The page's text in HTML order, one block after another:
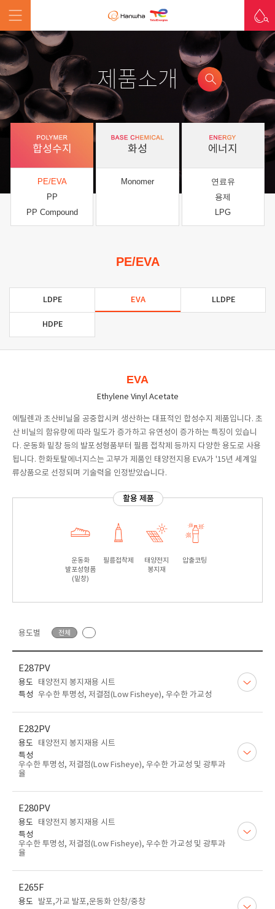
제품소개
합성수지
PE/EVA
PP
PP Compound
화성
Monomer
에너지
연료유
용제
LPG
PE/EVA
LDPE EVA LLDPE
HDPE
EVA
Ethylene Vinyl Acetate
에틸렌과 초산비닐을 공중합시켜 생산하는 대표적인 합성수지 제품입니다. 초
산 비닐의 함유량에 따라 밀도가 증가하고 유연성이 증가하는 특징이 있습니
다. 운동화 밑창 등의 발포성형품부터 필름 접착제 등까지 다양한 용도로 사용
됩니다. 한화토탈에너지스는 고부가 제품인 태양전지용 EVA가 '15년 세계일
류상품으로 선정되며 기술력을 인정받았습니다.
활용 제품
운동화
발포성형품
(밑창)
필름접착제
태양전지
봉지재
압출코팅
용도별 전체
E287PV
용도
태양전지 봉지재용 시트
특성 우수한 투명성, 저결점(Low Fisheye), 우수한 가교성
E282PV
용도
태양전지 봉지재용 시트
특성
우수한 투명성, 저결점(Low Fisheye), 우수한 가교성 및 광투과
율
E280PV
용도
태양전지 봉지재용 시트
특성
우수한 투명성, 저결점(Low Fisheye), 우수한 가교성 및 광투과
율
E265F
용도
발포,가교 발포,운동화 안창/중창